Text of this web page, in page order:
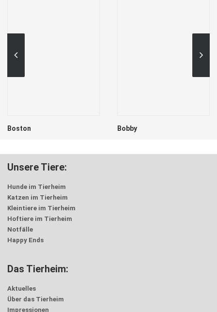
Bobby Freddi
Unsere Tiere:
Hunde im Tierheim
Katzen im Tierheim
Kleintiere im Tierheim
Hoftiere im Tierheim
Notfälle
Happy Ends
Das Tierheim:
Aktuelles
Über das Tierheim
Impressionen